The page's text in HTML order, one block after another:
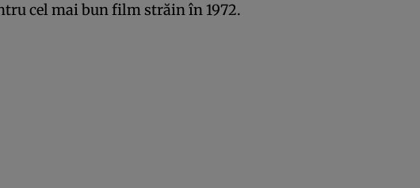
cel mai bun film străin în 1972.